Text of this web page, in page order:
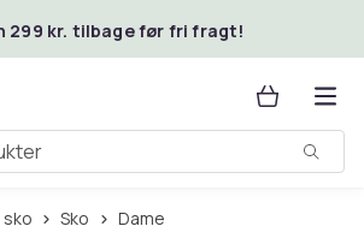
299 kr. tilbage før fri fragt!
sko Sko Dame